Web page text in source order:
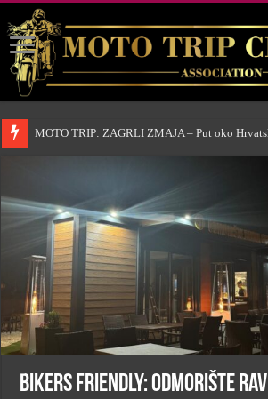
MOTO TRIP: ZAGRLI ZMAJA – Put oko
BIKERS FRIENDLY: Odmorište